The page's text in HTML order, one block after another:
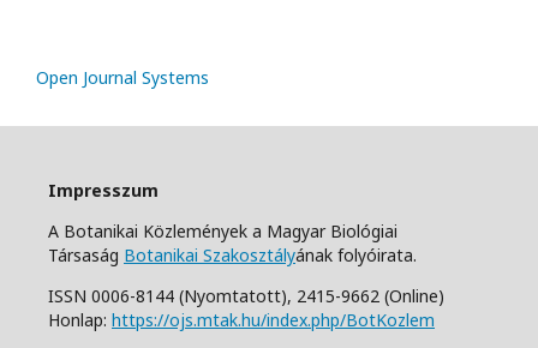
Open Journal Systems
Impresszum
A Botanikai Közlemények a Magyar Biológiai
Társaság Botanikai Szakosztályának folyóirata.
ISSN 0006-8144 (Nyomtatott), 2415-9662 (Online)
Honlap: https://ojs.mtak.hu/index.php/BotKozlem